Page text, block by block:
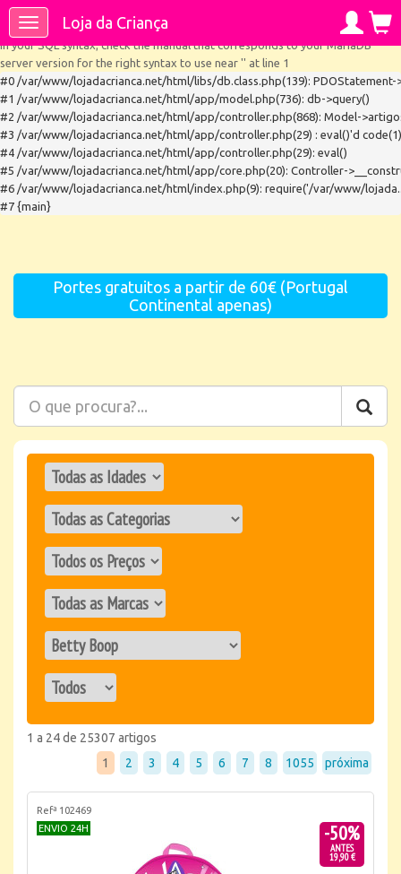
Ocorreu um erro no Query :
SQLSTATE[42000]: Syntax error or access violation: 1064 You have an error
in your SQL syntax; check the manual that corresponds to your MariaDB
server version for the right syntax to use near '' at line 1
#0 /var/www/lojadacrianca.net/html/libs/db.class.php(139): PDOStatement-
#1 /var/www/lojadacrianca.net/html/app/model.php(736): db->query()
#2 /var/www/lojadacrianca.net/html/app/controller.php(868): Model-
#3 /var/www/lojadacrianca.net/html/app/controller.php(29) : eval()'d
#4 /var/www/lojadacrianca.net/html/app/controller.php(29): eval()
#5 /var/www/lojadacrianca.net/html/app/core.php(20): Controller-
#6 /var/www/lojadacrianca.net/html/index.php(9): require('/var/www/
#7 {main}
ToggleLoja da Criança
Portes gratuitos a partir de 60€ (Portugal
Continental apenas)
1 a 24 de 25307 artigos
1
2 3 4 5 6 7 8 1055 próxima
Refª 102469
ENVIO 24H
-50%
ANTES
19,90 €